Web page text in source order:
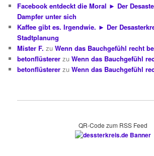
Facebook entdeckt die Moral ► Der
Dampfer unter sich
Kaffee gibt es. Irgendwie. ► Der
Stadtplanung
Mister F. zuWenn das Bauchgefühl recht
betonflüsterer zuWenn das Bauchgefühl
betonflüsterer zuWenn das Bauchgefühl
QR-Code zum RSS Feed